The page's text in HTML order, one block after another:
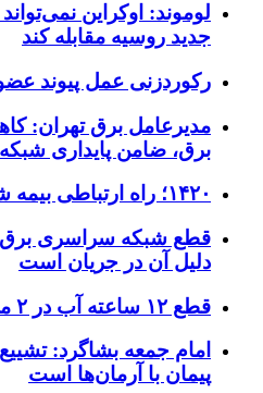
لوموند: اوکراین
جدید روسیه مقابله کند
رکوردزنی عمل پیوند
برق، ضامن پایداری
۱۴۲۰؛ راه ارتباطی بیمه شدگان تأمین‌اجتماعی
قطع شبکه سراسری برق
دلیل آن در جریان است
قطع ۱۲ ساعته آب در ۲ محله بندرعباس
امام جمعه بشاگرد:
پیمان با آرمان‌ها است